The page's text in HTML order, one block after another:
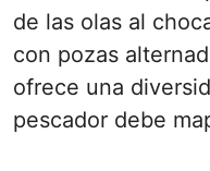
de las olas al
con pozas
ofrece una
pescador debe